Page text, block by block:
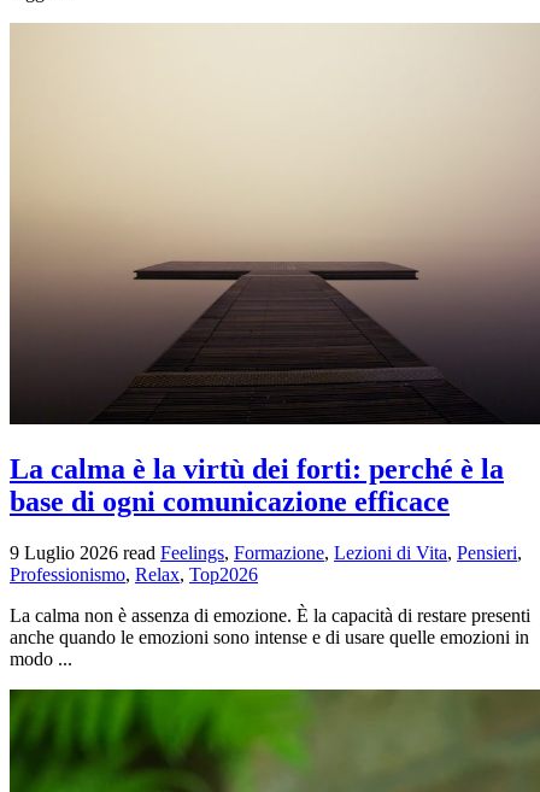
La calma è la virtù dei forti: perché è la
base di ogni comunicazione efficace
9 Luglio 2026 read Feelings, Formazione, Lezioni di Vita, Pensieri,
Professionismo, Relax, Top2026
La calma non è assenza di emozione. È la capacità di restare presenti
anche quando le emozioni sono intense e di usare quelle emozioni in
modo ...